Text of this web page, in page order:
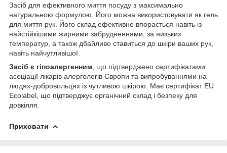
Засіб для ефективного миття посуду з максимально
натуральною формулою. Його можна використовувати як гель
для миття рук. Його склад ефективно впорається навіть із
найстійкішими жирними забрудненнями, за низьких
температур, а також дбайливо ставиться до шкіри ваших рук,
навіть найчутливішої.
Засіб є гіпоалергенним , що підтверджено сертифікатами
асоціації лікарів алергологів Європи та випробуваннями на
людях-добровольцях із чутливою шкірою. Має сертифікат EU
Ecolabel, що підтверджує органічний склад і безпеку для
довкілля.
Приховати